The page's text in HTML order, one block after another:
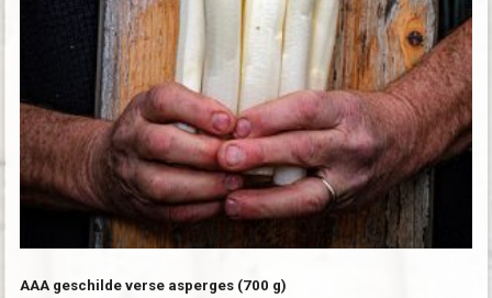
AAA geschilde verse asperges (700 g)